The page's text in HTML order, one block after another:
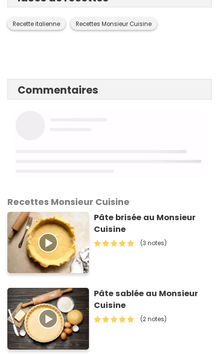
Recette italienne Recettes Monsieur Cuisine
Commentaires
Recettes Monsieur Cuisine
Pâte brisée au Monsieur
Cuisine
(3 notes)
Pâte sablée au Monsieur
Cuisine
(2 notes)